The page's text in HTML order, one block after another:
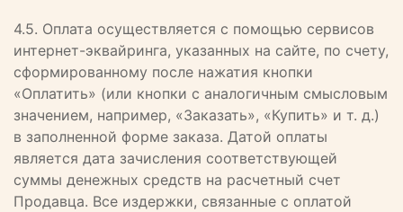
4.5. Оплата осуществляется с помощью сервисов
интернет-эквайринга, указанных на сайте, по счету,
сформированному после нажатия кнопки
«Оплатить» (или кнопки с аналогичным смысловым
значением, например, «Заказать», «Купить» и т. д.)
в заполненной форме заказа. Датой оплаты
является дата зачисления соответствующей
суммы денежных средств на расчетный счет
Продавца. Все издержки, связанные с оплатой